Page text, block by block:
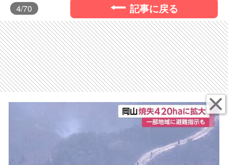
4/70 記事に戻る